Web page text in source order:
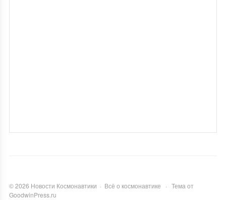
©2026 Новости Космонавтики · Всё о космонавтике · Тема от
GoodwinPress.ru